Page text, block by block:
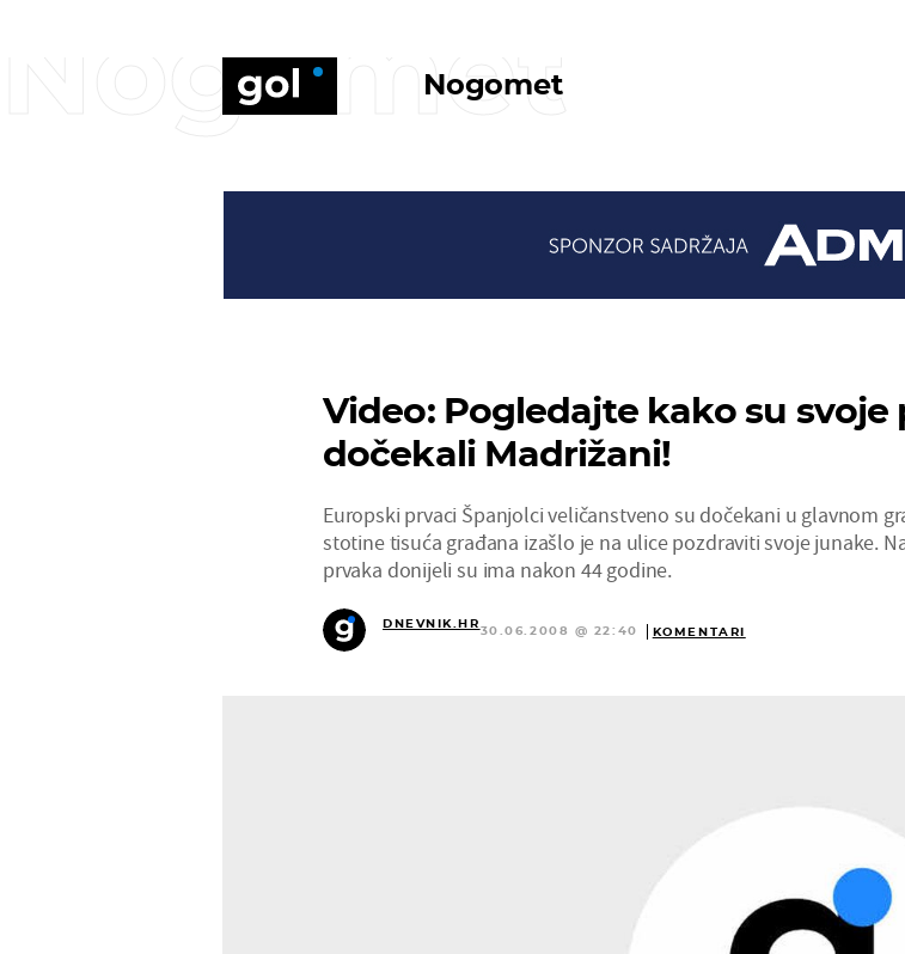
Nogomet
Nogomet
Video: Pogledajte kako su svoje
dočekali Madrižani!
Europski prvaci Španjolci veličanstveno su dočekani u glavnom
stotine tisuća građana izašlo je na ulice pozdraviti svoje junake.
prvaka donijeli su ima nakon 44 godine.
DNEVNIK.HR
30.06.2008 @ 22:40 KOMENTARI